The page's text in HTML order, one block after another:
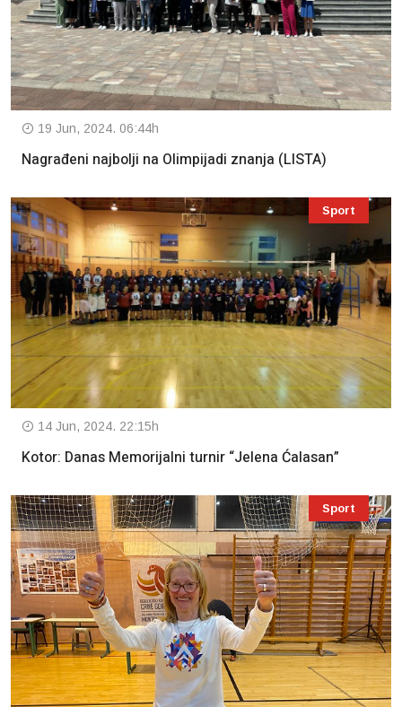
19 Jun, 2024. 06:44h
Nagrađeni najbolji na Olimpijadi znanja (LISTA)
Sport
14 Jun, 2024. 22:15h
Kotor: Danas Memorijalni turnir “Jelena Ćalasan”
Sport